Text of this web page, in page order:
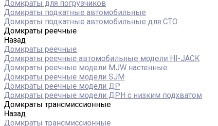
Домкраты для погрузчиков
Домкраты подкатные автомобильные
Домкраты подкатные автомобильные для СТО
Домкраты реечные
Назад
Домкраты реечные
Домкраты реечные автомобильные модели HI-JACK
Домкраты реечные модели MJW настенные
Домкраты реечные модели SJM
Домкраты реечные модели ДР
Домкраты реечные модели ДРН с низким подхватом
Домкраты трансмиссионные
Назад
Домкраты трансмиссионные